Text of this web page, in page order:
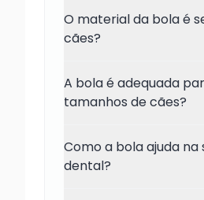
O material da bola é
cães?
A bola é adequada
tamanhos de cães?
Como a bola ajuda na
dental?